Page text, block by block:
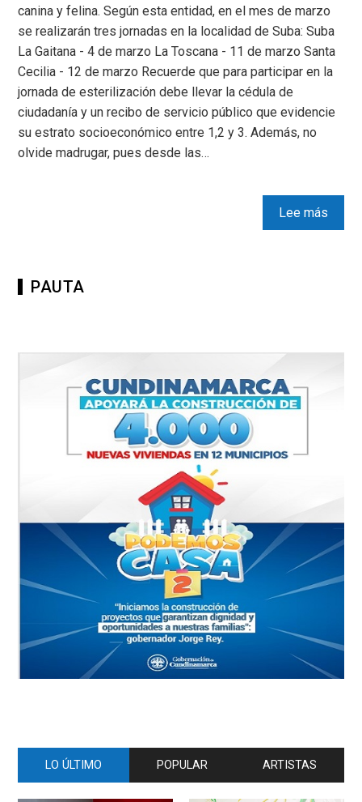
canina y felina. Según esta entidad, en el mes de marzo
se realizarán tres jornadas en la localidad de Suba: Suba
La Gaitana - 4 de marzo La Toscana - 11 de marzo Santa
Cecilia - 12 de marzo Recuerde que para participar en la
jornada de esterilización debe llevar la cédula de
ciudadanía y un recibo de servicio público que evidencie
su estrato socioeconómico entre 1,2 y 3. Además, no
olvide madrugar, pues desde las…
Lee más
PAUTA
LO ÚLTIMO POPULAR ARTISTAS